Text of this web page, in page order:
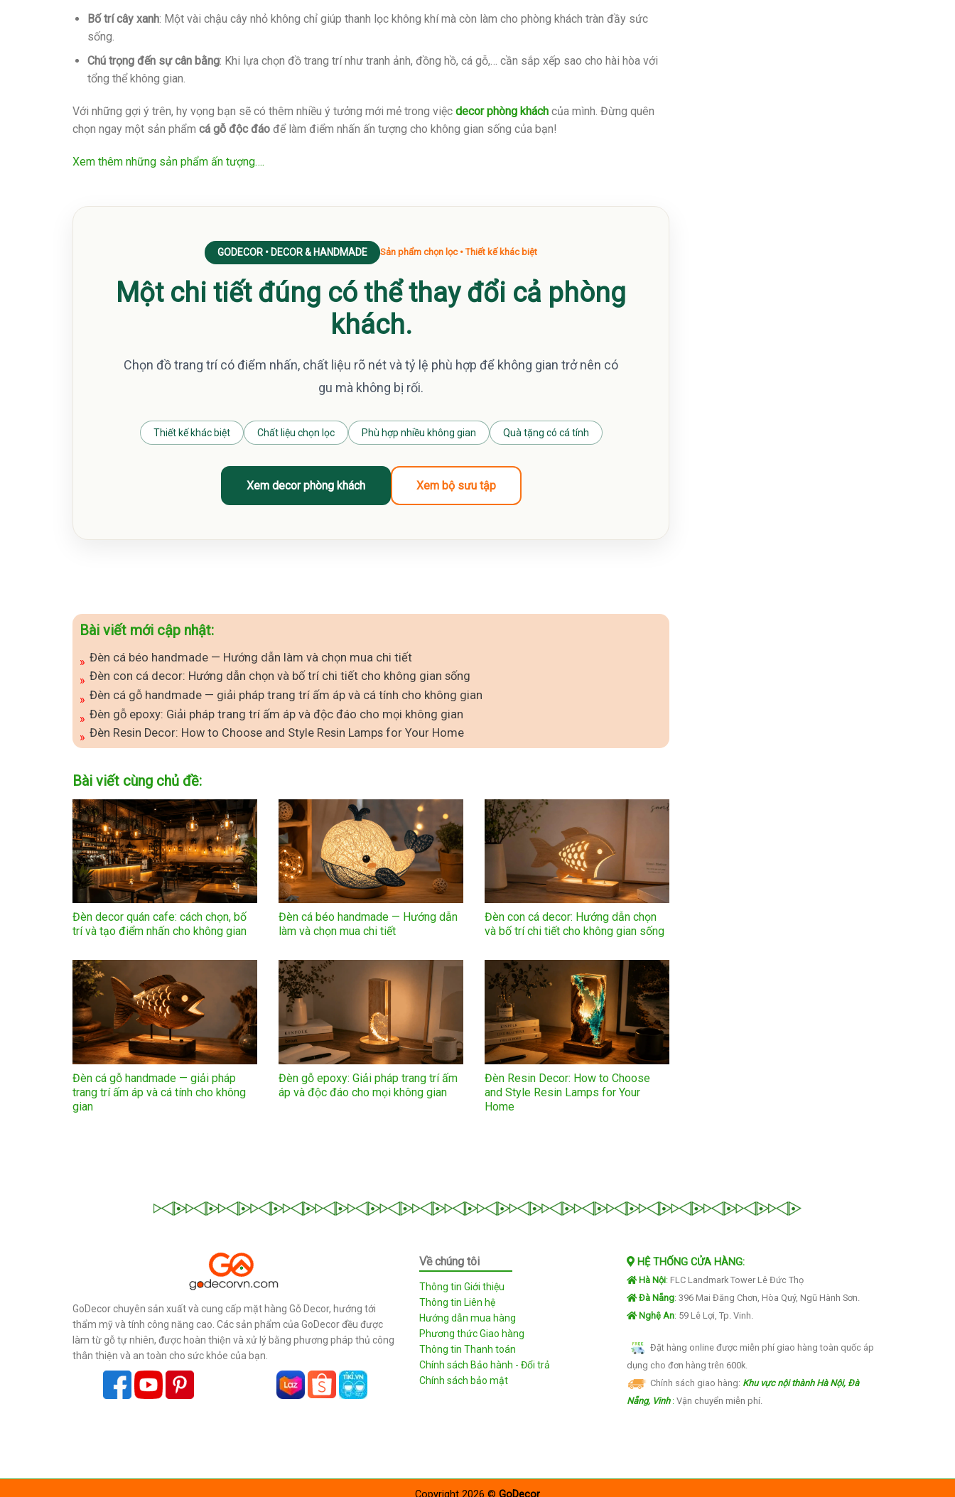
Bố trí cây xanh: Một vài chậu cây nhỏ không chỉ giúp thanh lọc không khí mà còn làm cho phòng khách tràn đầy sức
sống.
Chú trọng đến sự cân bằng: Khi lựa chọn đồ trang trí như tranh ảnh, đồng hồ, cá gỗ,… cần sắp xếp sao cho hài hòa với
tổng thể không gian.
Với những gợi ý trên, hy vọng bạn sẽ có thêm nhiều ý tưởng mới mẻ trong việc decor phòng khách của mình. Đừng quên
chọn ngay một sản phẩm cá gỗ độc đáo để làm điểm nhấn ấn tượng cho không gian sống của bạn!
Xem thêm những sản phẩm ấn tượng….
GODECOR • DECOR & HANDMADE Sản phẩm chọn lọc • Thiết kế khác biệt
Một chi tiết đúng có thể thay đổi cả phòng
khách.
Chọn đồ trang trí có điểm nhấn, chất liệu rõ nét và tỷ lệ phù hợp để không gian trở nên có
gu mà không bị rối.
Thiết kế khác biệt Chất liệu chọn lọc Phù hợp nhiều không gian Quà tặng có cá tính
Xem decor phòng khách Xem bộ sưu tập
Bài viết mới cập nhật:
Đèn cá béo handmade — Hướng dẫn làm và chọn mua chi tiết
Đèn con cá decor: Hướng dẫn chọn và bố trí chi tiết cho không gian sống
Đèn cá gỗ handmade — giải pháp trang trí ấm áp và cá tính cho không gian
Đèn gỗ epoxy: Giải pháp trang trí ấm áp và độc đáo cho mọi không gian
Đèn Resin Decor: How to Choose and Style Resin Lamps for Your Home
Bài viết cùng chủ đề:
Đèn decor quán cafe: cách chọn, bố
trí và tạo điểm nhấn cho không gian
Đèn cá béo handmade — Hướng dẫn
làm và chọn mua chi tiết
Đèn con cá decor: Hướng dẫn chọn
và bố trí chi tiết cho không gian sống
Đèn cá gỗ handmade — giải pháp
trang trí ấm áp và cá tính cho không
gian
Đèn gỗ epoxy: Giải pháp trang trí ấm
áp và độc đáo cho mọi không gian
Đèn Resin Decor: How to Choose
and Style Resin Lamps for Your
Home
GoDecor chuyên sản xuất và cung cấp mặt hàng Gỗ Decor, hướng tới
thẩm mỹ và tính công năng cao. Các sản phẩm của GoDecor đều được
làm từ gỗ tự nhiên, được hoàn thiện và xử lý bằng phương pháp thủ công
thân thiện và an toàn cho sức khỏe của bạn.
Về chúng tôi
Thông tin Giới thiệu
Thông tin Liên hệ
Hướng dẫn mua hàng
Phương thức Giao hàng
Thông tin Thanh toán
Chính sách Bảo hành - Đổi trả
Chính sách bảo mật
HỆ THỐNG CỬA HÀNG:
Hà Nội: FLC Landmark Tower Lê Đức Thọ
Đà Nẵng: 396 Mai Đăng Chơn, Hòa Quý, Ngũ Hành Sơn.
Nghệ An: 59 Lê Lợi, Tp. Vinh.
Đặt hàng online được miễn phí giao hàng toàn quốc áp
dụng cho đơn hàng trên 600k.
Chính sách giao hàng: Khu vực nội thành Hà Nội, Đà
Nẵng, Vinh: Vận chuyển miễn phí.